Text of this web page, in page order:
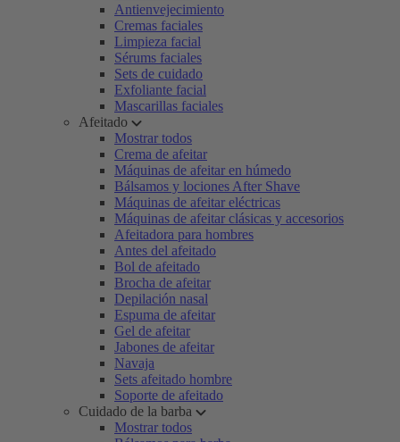
Antienvejecimiento
Cremas faciales
Limpieza facial
Sérums faciales
Sets de cuidado
Exfoliante facial
Mascarillas faciales
Afeitado
Mostrar todos
Crema de afeitar
Máquinas de afeitar en húmedo
Bálsamos y lociones After Shave
Máquinas de afeitar eléctricas
Máquinas de afeitar clásicas y accesorios
Afeitadora para hombres
Antes del afeitado
Bol de afeitado
Brocha de afeitar
Depilación nasal
Espuma de afeitar
Gel de afeitar
Jabones de afeitar
Navaja
Sets afeitado hombre
Soporte de afeitado
Cuidado de la barba
Mostrar todos